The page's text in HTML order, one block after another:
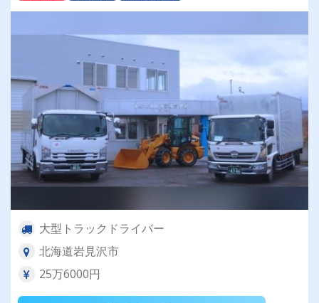
大型トラックドライバー
北海道岩見沢市
25万6000円